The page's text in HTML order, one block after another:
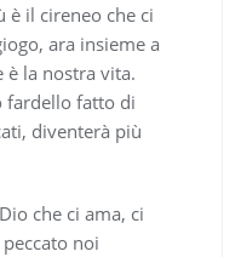
è il cireneo che ci
ara insieme a
è la nostra vita.
fardello fatto di
diventerà più
che ci ama, ci
noi